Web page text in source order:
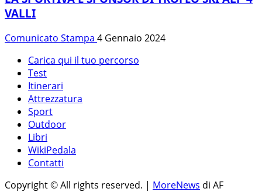
VALLI
Comunicato Stampa 4 Gennaio 2024
Carica qui il tuo percorso
Test
Itinerari
Attrezzatura
Sport
Outdoor
Libri
WikiPedala
Contatti
Copyright © All rights reserved. | MoreNews di AF